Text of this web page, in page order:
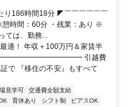
り186時間18分 ◤￣￣￣￣￣￣
時間：60分 ・残業：あり ※
ては、勤務...
適！ 年収＋100万円＆家賃半
引越費
で 『移住の不安』もすべて
見学可
交通費全額支給
育休あり シフト制
ピアスOK